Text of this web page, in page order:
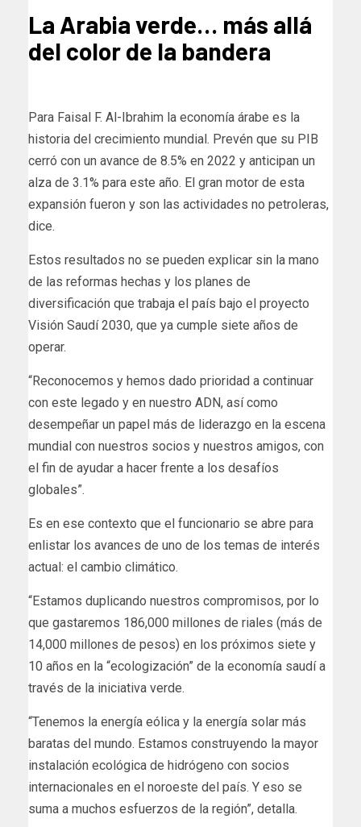
La Arabia verde… más allá
del color de la bandera
Para Faisal F. Al-Ibrahim la economía árabe es la
historia del crecimiento mundial. Prevén que su PIB
cerró con un avance de 8.5% en 2022 y anticipan un
alza de 3.1% para este año. El gran motor de esta
expansión fueron y son las actividades no petroleras,
dice.
Estos resultados no se pueden explicar sin la mano
de las reformas hechas y los planes de
diversificación que trabaja el país bajo el proyecto
Visión Saudí 2030, que ya cumple siete años de
operar.
“Reconocemos y hemos dado prioridad a continuar
con este legado y en nuestro ADN, así como
desempeñar un papel más de liderazgo en la escena
mundial con nuestros socios y nuestros amigos, con
el fin de ayudar a hacer frente a los desafíos
globales”.
Es en ese contexto que el funcionario se abre para
enlistar los avances de uno de los temas de interés
actual: el cambio climático.
“Estamos duplicando nuestros compromisos, por lo
que gastaremos 186,000 millones de riales (más de
14,000 millones de pesos) en los próximos siete y
10 años en la “ecologización” de la economía saudí a
través de la iniciativa verde.
“Tenemos la energía eólica y la energía solar más
baratas del mundo. Estamos construyendo la mayor
instalación ecológica de hidrógeno con socios
internacionales en el noroeste del país. Y eso se
suma a muchos esfuerzos de la región”, detalla.